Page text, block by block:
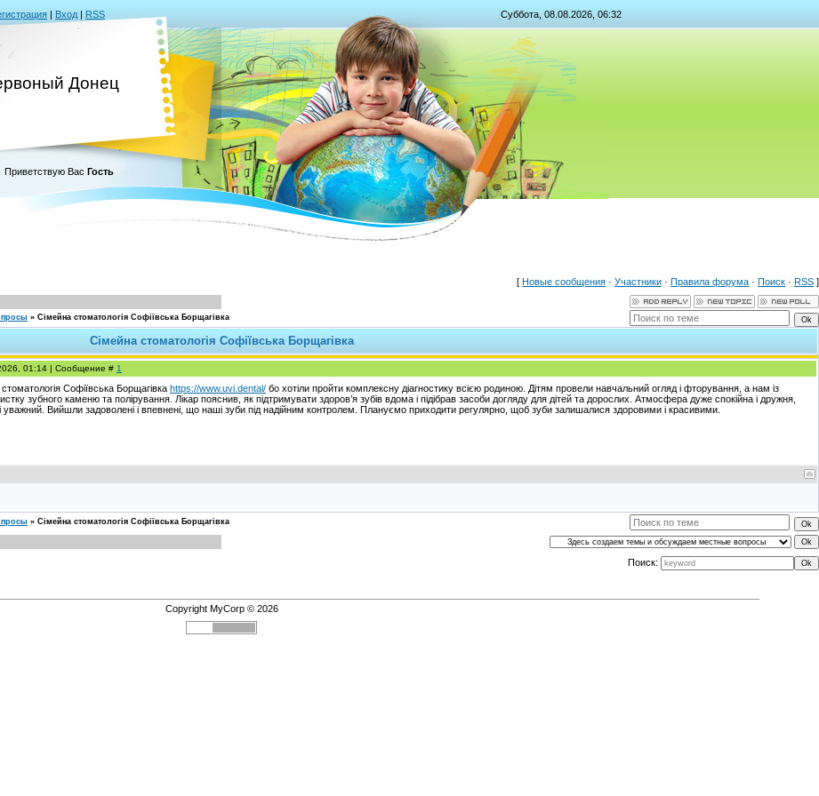
| Вход | RSS Суббота, 08.08.2026, 06:32
Донец
Приветствую Вас Гость
[ Новые сообщения · Участники · Правила форума · Поиск · RSS ]
» Cімейна стоматологія Софіївська Борщагівка
Cімейна стоматологія Софіївська Борщагівка
01:14 | Сообщение # 1
Софіївська Борщагівка https://www.uvi.dental/ бо хотіли пройти комплексну діагностику всією родиною. Дітям провели навчальний огляд і фторування, а нам із
зубного каменю та полірування. Лікар пояснив, як підтримувати здоров’я зубів вдома і підібрав засоби догляду для дітей та дорослих. Атмосфера дуже спокійна і дружня,
уважний. Вийшли задоволені і впевнені, що наші зуби під надійним контролем. Плануємо приходити регулярно, щоб зуби залишалися здоровими і красивими.
» Cімейна стоматологія Софіївська Борщагівка
Поиск:
Copyright MyCorp © 2026